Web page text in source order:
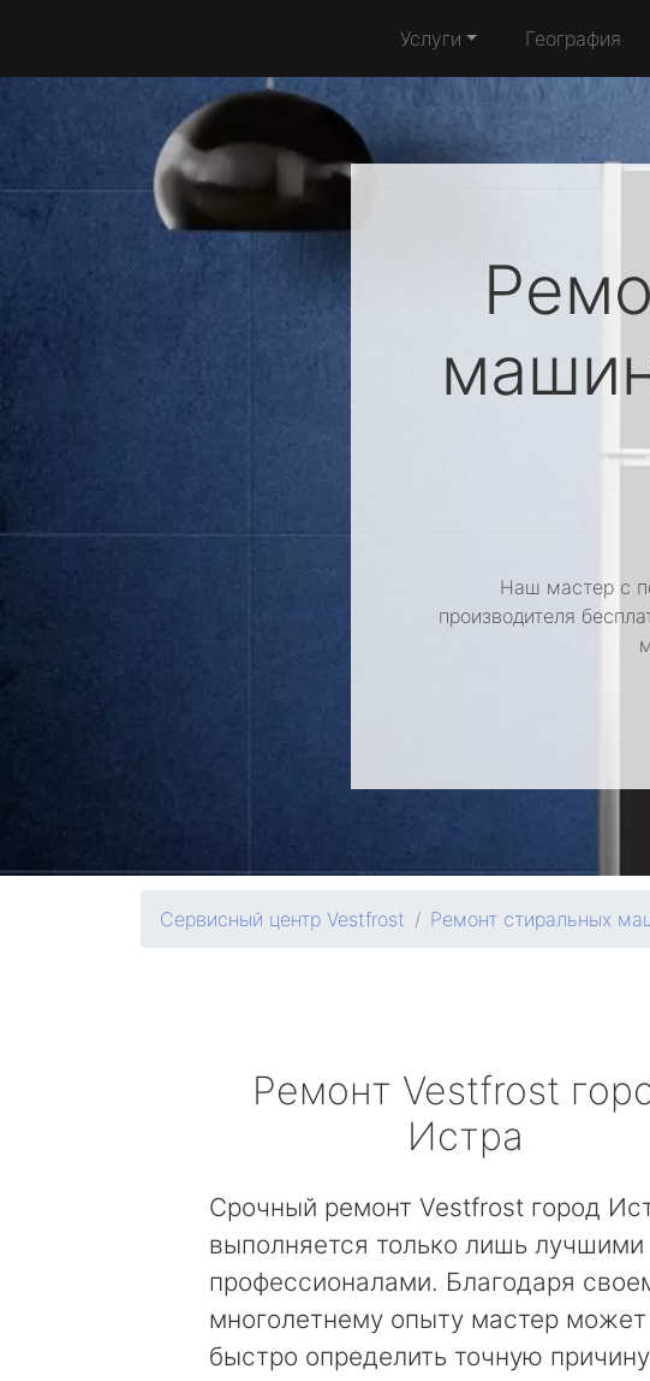
Услуги География
Наш мастер с
производителя
Сервисный центр Vestfrost Ремонт стиральных
Ремонт Vestfrost
Истра
Срочный ремонт Vestfrost город
выполняется только лишь лучшими
профессионалами. Благодаря
многолетнему опыту мастер может
быстро определить точную причину